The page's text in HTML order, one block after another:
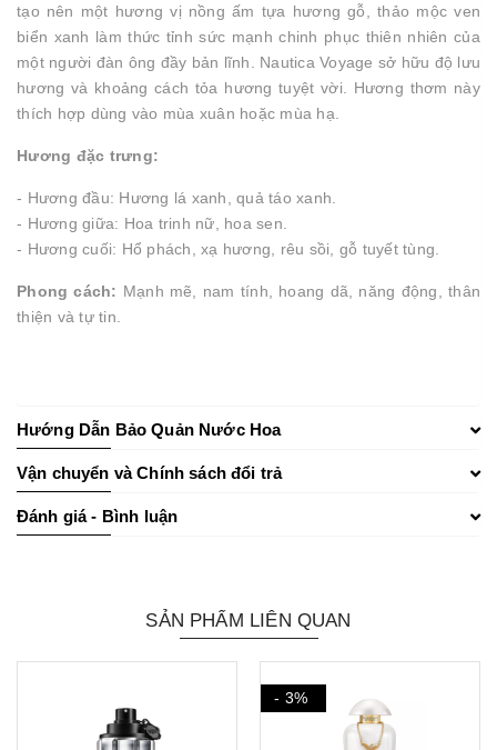
tạo nên một hương vị nồng ấm tựa hương gỗ, thảo mộc ven
biển xanh làm thức tỉnh sức mạnh chinh phục thiên nhiên của
một người đàn ông đầy bản lĩnh. Nautica Voyage sở hữu độ lưu
hương và khoảng cách tỏa hương tuyệt vời. Hương thơm này
thích hợp dùng vào mùa xuân hoặc mùa hạ.
Hương đặc trưng:
- Hương đầu: Hương lá xanh, quả táo xanh.
- Hương giữa: Hoa trinh nữ, hoa sen.
- Hương cuối: Hổ phách, xạ hương, rêu sồi, gỗ tuyết tùng.
Phong cách: Mạnh mẽ, nam tính, hoang dã, năng động, thân
thiện và tự tin.
Hướng Dẫn Bảo Quản Nước Hoa
Vận chuyển và Chính sách đổi trả
Đánh giá - Bình luận
SẢN PHẨM LIÊN QUAN
- 3%